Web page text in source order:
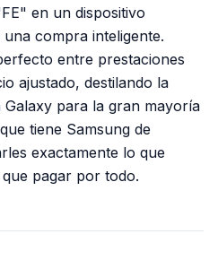
en un dispositivo
compra inteligente.
entre prestaciones
ajustado, destilando la
Galaxy para la gran mayoría
tiene Samsung de
exactamente lo que
pagar por todo.